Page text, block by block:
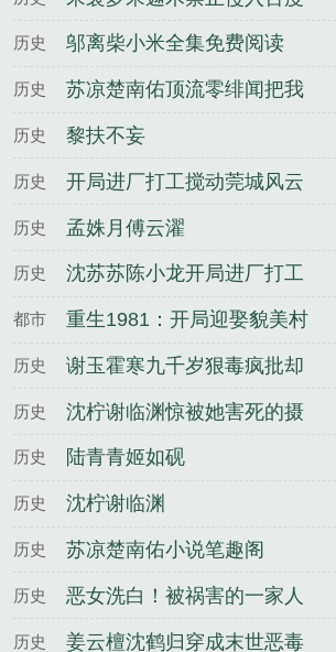
云
历史 邬离柴小米全集免费阅读
历史
苏凉楚南佑顶流零绯闻把我
宠上天百度云
历史 黎扶不妄
历史
开局进厂打工搅动莞城风云
沈苏苏陈小龙全文完整版
历史 孟姝月傅云濯
历史
沈苏苏陈小龙开局进厂打工
搅动莞城风云百度云
都市
重生1981：开局迎娶貌美村
花
历史
谢玉霍寒九千岁狠毒疯批却
实在美丽百度云
历史
沈柠谢临渊惊被她害死的摄
政王也重生了百度云
历史 陆青青姬如砚
历史 沈柠谢临渊
历史 苏凉楚南佑小说笔趣阁
历史
恶女洗白！被祸害的一家人
有救了陆青青姬如砚全文完
历史
姜云檀沈鹤归穿成末世恶毒